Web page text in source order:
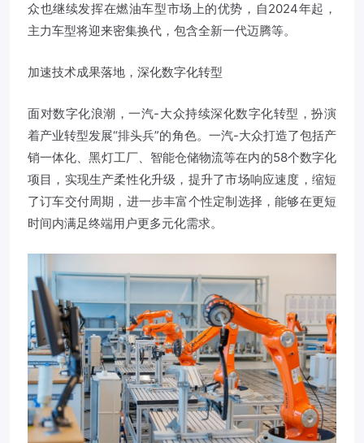
众也继续发挥在燃油车型市场上的优势，自2024年起，
主力车型将迎来密集换代，包含全新一代迈腾等。
加速技术成果落地，深化数字化转型
面对数字化浪潮，一汽-大众持续深化数字化转型，扮演
着产业转型发展“排头兵”的角色。一汽-大众打造了包括产
销一体化、黑灯工厂、智能仓储物流等在内的58个数字化
项目，实现生产柔性化升级，提升了市场响应速度，缩短
了订车交付周期，进一步丰富个性定制选择，能够在更短
时间内满足终端用户更多元化需求。